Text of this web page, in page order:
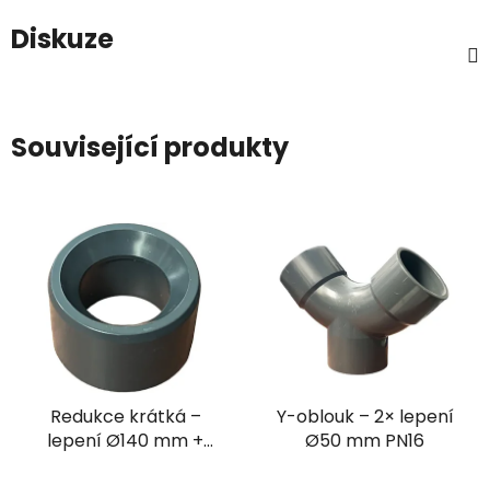
Diskuze
Související produkty
Redukce krátká –
lepení Ø140 mm +
Y-oblouk – 2× lepení
Ø50 mm PN16